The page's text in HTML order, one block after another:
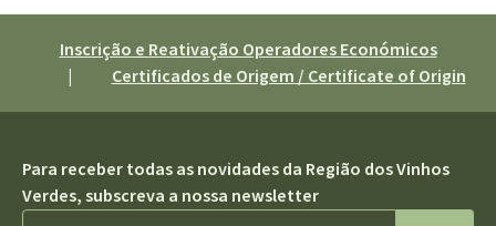
Inscrição e Reativação Operadores Económicos
|
Certificados de Origem / Certificate of Origin
Para receber todas as novidades da Região dos Vinhos
Verdes, subscreva a nossa newsletter